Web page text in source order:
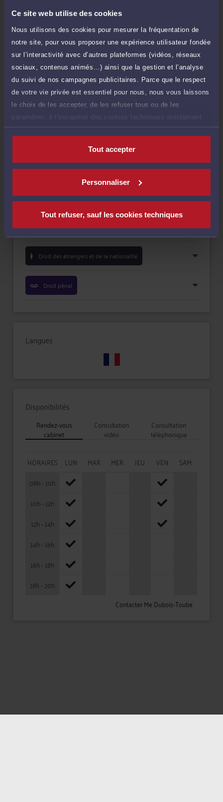
Ce site web utilise des cookies
Nous utilisons des cookies pour mesurer la fréquentation de
notre site, pour vous proposer une expérience utilisateur fondée
sur l’interactivité avec d’autres plateformes (vidéos, réseaux
sociaux, contenus animés…) ainsi que la gestion et l’analyse
du suivi de nos campagnes publicitaires. Parce que le respect
de votre vie privée est essentiel pour nous, nous vous laissons
le choix de les accepter, de les refuser tous ou de les
paramétrer, à l’exception des cookies techniques strictement
nécessaires au fonctionnement du site.
Tout accepter
Personnaliser
Tout refuser, sauf les cookies techniques
Etude de votre dossier + possibilité
d'ajout d'une pièce jointe
250 €
TTC
Consulter par écrit
Voir sa Grille indicative des Honoraires
Payer des honoraires ou une facture
Vous souhaitez payer une facture ou des
honoraires à l’avocat par Carte Bancaire.
Payer
Compétences
Droit de la famille, divorce, séparation
Droit des étrangers et de la nationalité
Droit pénal
Langues
Disponibilités
Rendez-vous
cabinet
Consultation
vidéo
Consultation
téléphonique
HORAIRES LUN MAR MER JEU VEN
SAM
08h - 10h
10h - 12h
12h - 14h
14h - 16h
16h - 18h
18h - 20h
Contacter Me Dubois-Toube